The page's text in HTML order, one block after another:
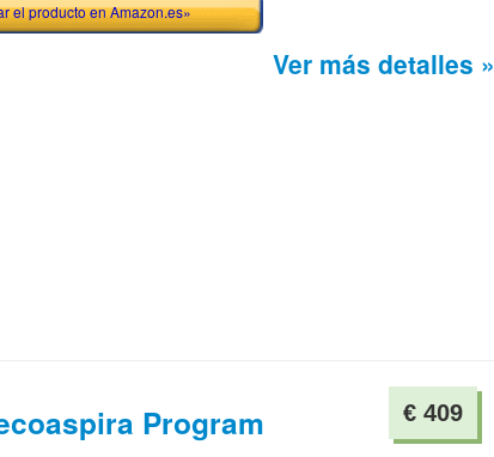
el producto en Amazon.es»
Ver más detalles »
€ 409
Program